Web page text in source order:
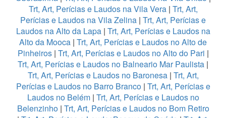
Trt, Art, Perícias e Laudos na Vila Vera| Trt, Art,
Perícias e Laudos na Vila Zelina | Trt, Art, Perícias e
Laudos na Alto da Lapa| Trt, Art, Perícias e Laudos na
Alto da Mooca | Trt, Art, Perícias e Laudos no Alto de
Pinheiros| Trt, Art, Perícias e Laudos no Alto do Pari |
Trt, Art, Perícias e Laudos no Balneario Mar Paulista |
Trt, Art, Perícias e Laudos no Baronesa| Trt, Art,
Perícias e Laudos no Barro Branco| Trt, Art, Perícias e
Laudos no Belém| Trt, Art, Perícias e Laudos no
Belenzinho| Trt, Art, Perícias e Laudos no Bom Retiro